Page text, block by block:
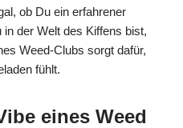
ob Du ein erfahrener
der Welt des Kiffens bist,
Weed-Clubs sorgt dafür,
fühlt.
eines Weed